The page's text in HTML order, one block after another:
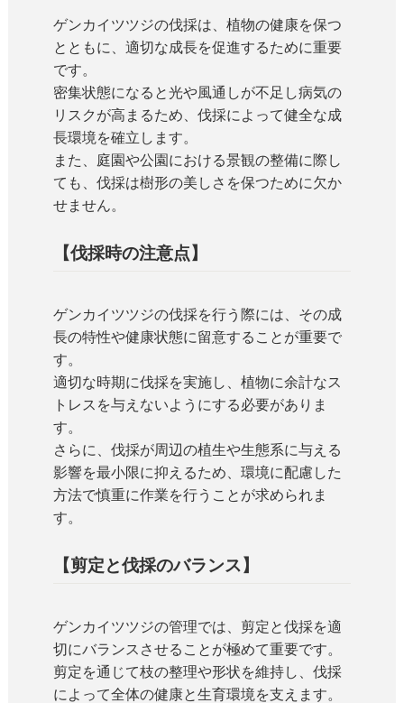
ゲンカイツツジの伐採は、植物の健康を保つ
とともに、適切な成長を促進するために重要
です。
密集状態になると光や風通しが不足し病気の
リスクが高まるため、伐採によって健全な成
長環境を確立します。
また、庭園や公園における景観の整備に際し
ても、伐採は樹形の美しさを保つために欠か
せません。
【伐採時の注意点】
ゲンカイツツジの伐採を行う際には、その成
長の特性や健康状態に留意することが重要で
す。
適切な時期に伐採を実施し、植物に余計なス
トレスを与えないようにする必要がありま
す。
さらに、伐採が周辺の植生や生態系に与える
影響を最小限に抑えるため、環境に配慮した
方法で慎重に作業を行うことが求められま
す。
【剪定と伐採のバランス】
ゲンカイツツジの管理では、剪定と伐採を適
切にバランスさせることが極めて重要です。
剪定を通じて枝の整理や形状を維持し、伐採
によって全体の健康と生育環境を支えます。